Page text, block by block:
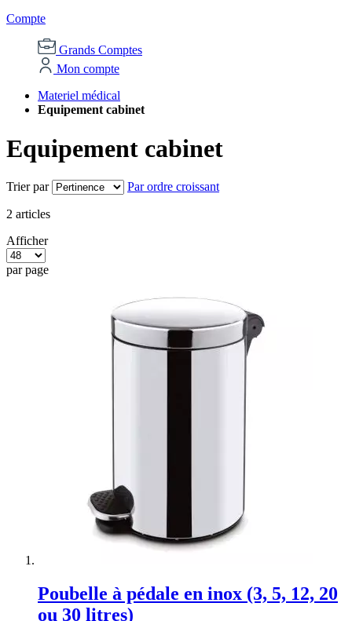
Compte
Grands Comptes
Mon compte
Materiel médical
Equipement cabinet
Equipement cabinet
Trier par Par ordre croissant
2 articles
Afficher
par page
Poubelle à pédale en inox (3, 5, 12, 20
ou 30 litres)